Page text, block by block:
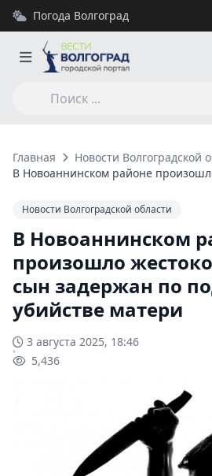
Погода Волгоград
Главная
Новости Волгоградской
В Новоаннинском районе
Новости Волгоградской области
В Новоаннинском
произошло
сын задержан по
убийстве матери
3 августа 2025, 18:46
5,436